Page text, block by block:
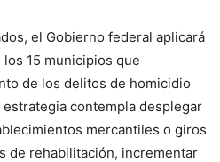
el Gobierno federal aplicará
15 municipios que
de los delitos de homicidio
contempla desplegar
mercantiles o giros
de rehabilitación, incrementar